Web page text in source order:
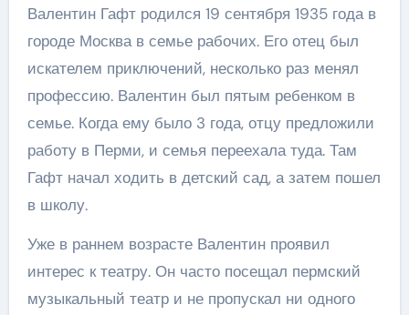
Валентин Гафт родился 19 сентября 1935 года в
городе Москва в семье рабочих. Его отец был
искателем приключений, несколько раз менял
профессию. Валентин был пятым ребенком в
семье. Когда ему было 3 года, отцу предложили
работу в Перми, и семья переехала туда. Там
Гафт начал ходить в детский сад, а затем пошел
в школу.
Уже в раннем возрасте Валентин проявил
интерес к театру. Он часто посещал пермский
музыкальный театр и не пропускал ни одного